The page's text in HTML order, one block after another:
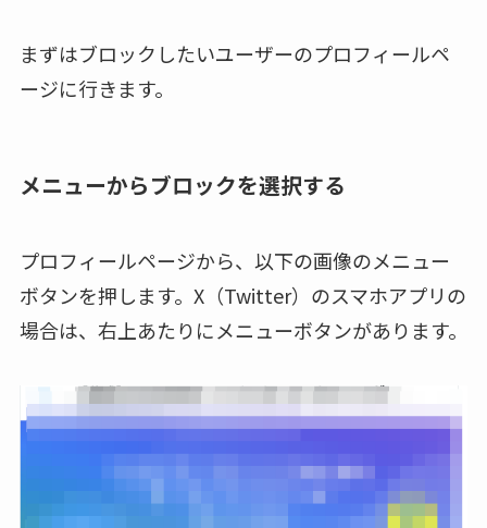
まずはブロックしたいユーザーのプロフィールペ
ージに行きます。
メニューからブロックを選択する
プロフィールページから、以下の画像のメニュー
ボタンを押します。X（Twitter）のスマホアプリの
場合は、右上あたりにメニューボタンがあります。